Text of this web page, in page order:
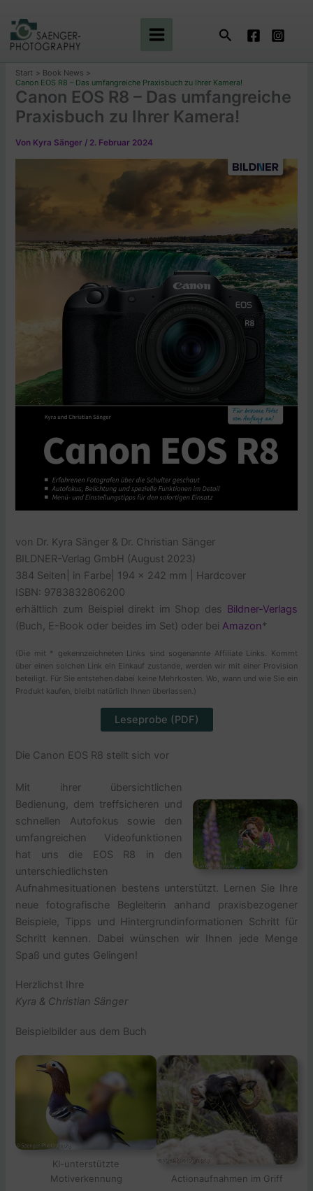
Inhalt
springen
Suchen
Start
Book News
Canon EOS R8 – Das umfangreiche Praxisbuch zu Ihrer Kamera!
Canon EOS R8 – Das umfangreiche
Praxisbuch zu Ihrer Kamera!
Von Kyra Sänger / 2. Februar 2024
von Dr. Kyra Sänger & Dr. Christian Sänger
BILDNER-Verlag GmbH (August 2023)
384 Seiten
in Farbe | 194 x 242 mm | Hardcover
ISBN: 9783832806200
erhältlich zum Beispiel direkt im Shop des Bildner-Verlags
(Buch, E-Book oder beides im Set) oder bei Amazon*
(Die mit * gekennzeichneten Links sind sogenannte Affiliate Links. Kommt
über einen solchen Link ein Einkauf zustande, werden wir mit einer Provision
beteiligt. Für Sie entstehen dabei keine Mehrkosten. Wo, wann und wie Sie ein
Produkt kaufen, bleibt natürlich Ihnen überlassen.)
Leseprobe (PDF)
Die Canon EOS R8 stellt sich vor
Mit ihrer übersichtlichen
Bedienung, dem treffsicheren und
schnellen Autofokus sowie den
umfangreichen Videofunktionen
hat uns die EOS R8 in den
unterschiedlichsten
Aufnahmesituationen bestens unterstützt. Lernen Sie Ihre
neue fotografische Begleiterin anhand praxisbezogener
Beispiele, Tipps und Hintergrundinformationen Schritt für
Schritt kennen. Dabei wünschen wir Ihnen jede Menge
Spaß und gutes Gelingen!
Herzlichst Ihre
Kyra & Christian Sänger
Beispielbilder aus dem Buch
KI-unterstützte
Motiverkennung
Actionaufnahmen im Griff